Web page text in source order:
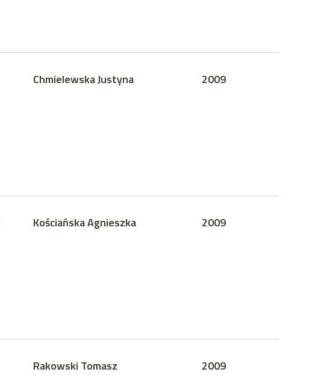
Chmielewska Justyna 2009
Kościańska Agnieszka 2009
Rakowski Tomasz 2009